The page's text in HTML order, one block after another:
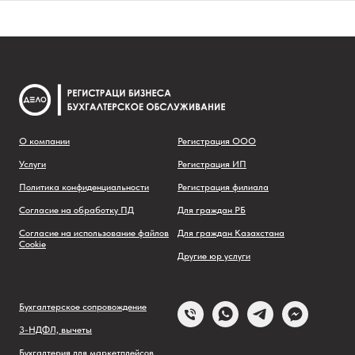
О компании
Услуги
Политика конфиденциальности
Согласие на обработку ПД
Согласие на использование файлов
Cookie
Регистрация ООО
Регистрация ИП
Регистрация филиала
Для граждан РБ
Для граждан Казахстана
Другие юр услуги
Бухгалтерское сопровождение
3-НДФЛ, вычеты
Бухгалтерия для маркетплейсов